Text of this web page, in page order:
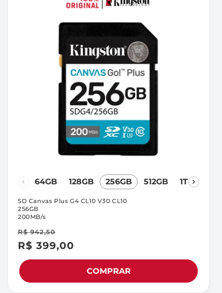
64GB 128GB 256GB 512GB 1TB
Preço
promocional
R$ 399,00
Preço
normal
R$ 942,50
SD Canvas Plus G4 CL10 V30 CL10
256GB
200MB/s
COMPRAR